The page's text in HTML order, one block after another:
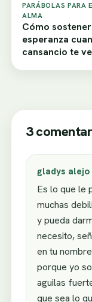
PARÁBOLAS PARA
ALMA
Cómo
esperanza
cansancio te
3
gladys alejo
Es lo que le
muchas
y pueda
necesito,
en tu
porque yo
aguilas
que sea lo